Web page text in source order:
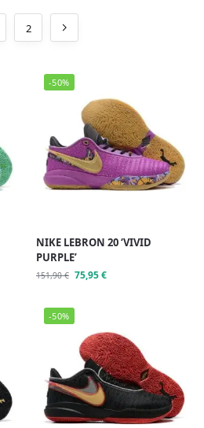
2
-50%
NIKE LEBRON 20 ‘VIVID
PURPLE’
151,90€ 75,95€
-50%